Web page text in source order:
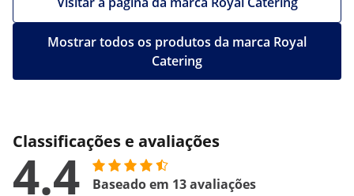
Mostrar todos os produtos da marca Royal
Catering
Classificações e avaliações
4.4 Baseado em 13 avaliações